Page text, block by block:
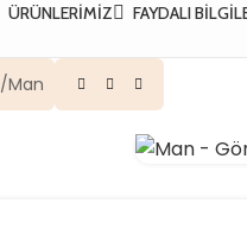
ÜRÜNLERIMIZ FAYDALI
Man